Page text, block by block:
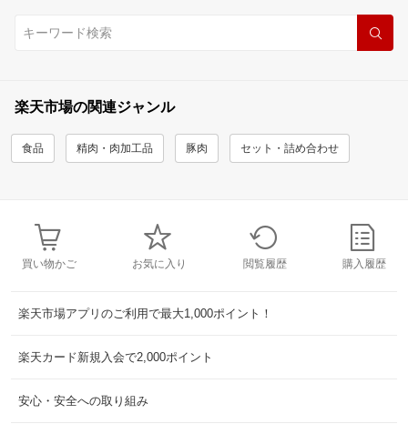
楽天市場の関連ジャンル
食品 精肉・肉加工品 豚肉 セット・詰め合わせ
買い物かご お気に入り 閲覧履歴 購入履歴
楽天市場アプリのご利用で最大1,000ポイント！
楽天カード新規入会で2,000ポイント
安心・安全への取り組み